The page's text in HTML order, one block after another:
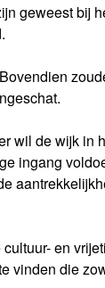
geweest bij
wil de wijk in
ingang
en
vinden die